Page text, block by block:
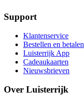
Support
Klantenservice
Bestellen en betalen
Luisterrijk App
Cadeaukaarten
Nieuwsbrieven
Over Luisterrijk